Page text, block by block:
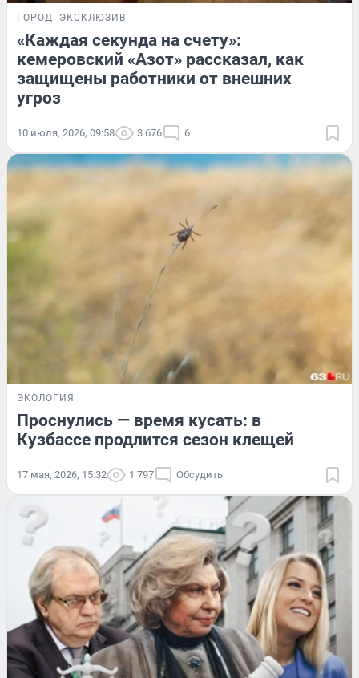
ГОРОД ЭКСКЛЮЗИВ
«Каждая секунда на счету»:
кемеровский «Азот» рассказал, как
защищены работники от внешних
угроз
10 июля, 2026, 09:58 3 676 6
ЭКОЛОГИЯ
Проснулись — время кусать: в
Кузбассе продлится сезон клещей
17 мая, 2026, 15:32 1 797 Обсудить